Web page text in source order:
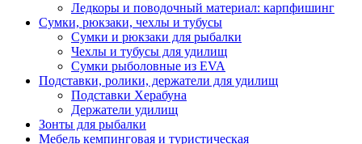
Ледкоры и поводочный материал: карпфишинг
Сумки, рюкзаки, чехлы и тубусы
Сумки и рюкзаки для рыбалки
Чехлы и тубусы для удилищ
Сумки рыболовные из EVA
Подставки, ролики, держатели для удилищ
Подставки Херабуна
Держатели удилищ
Зонты для рыбалки
Мебель кемпинговая и туристическая